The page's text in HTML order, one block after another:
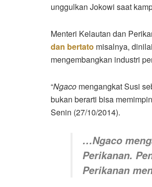
unggulkan Jokowi saat
Menteri Kelautan dan
dan bertato misalnya,
mengembangkan industri
“Ngaco mengangkat Susi
bukan berarti bisa
Senin (27/10/2014).
…Ngaco
Perikanan.
Perikanan